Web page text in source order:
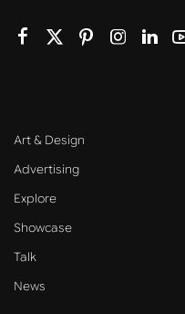
Art & Design
Advertising
Explore
Showcase
Talk
News